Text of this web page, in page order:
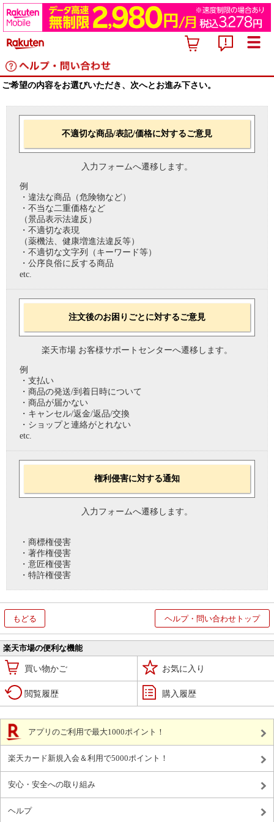
ご希望の内容をお選びいただき、次へとお進み下さい。
不適切な商品/表記/価格に対するご意見
入力フォームへ遷移します。
例
・違法な商品（危険物など）
・不当な二重価格など
（景品表示法違反）
・不適切な表現
（薬機法、健康増進法違反等）
・不適切な文字列（キーワード等）
・公序良俗に反する商品
etc.
注文後のお困りごとに対するご意見
楽天市場 お客様サポートセンターへ遷移します。
例
・支払い
・商品の発送/到着日時について
・商品が届かない
・キャンセル/返金/返品/交換
・ショップと連絡がとれない
etc.
権利侵害に対する通知
入力フォームへ遷移します。
・商標権侵害
・著作権侵害
・意匠権侵害
・特許権侵害
もどる ヘルプ・問い合わせトップ
楽天市場の便利な機能
買い物かご お気に入り
閲覧履歴 購入履歴
アプリのご利用で最大1000ポイント！
楽天カード新規入会＆利用で5000ポイント！
安心・安全への取り組み
ヘルプ